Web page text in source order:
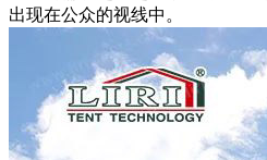
出现在公众的视线中。